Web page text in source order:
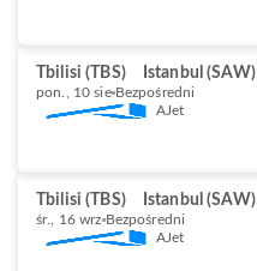
Tbilisi (TBS) Istanbul (SAW)
pon., 10 sie Bezpośredni
AJet
Tbilisi (TBS) Istanbul (SAW)
śr., 16 wrz Bezpośredni
AJet